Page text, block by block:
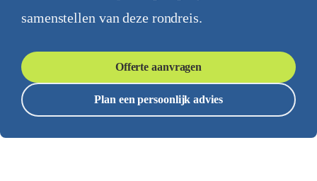
samenstellen van deze rondreis.
Offerte aanvragen
Plan een persoonlijk advies